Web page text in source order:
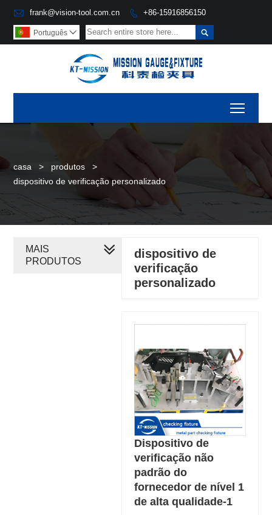
 frank@vision-tool.com.cn  +86-15916856150

Português 
casa > produtos
>
dispositivo de verificação personalizado
dispositivo de
verificação
personalizado
Dispositivo de
verificação não
padrão do
fornecedor de nível 1
de alta qualidade-1
MAIS
PRODUTOS